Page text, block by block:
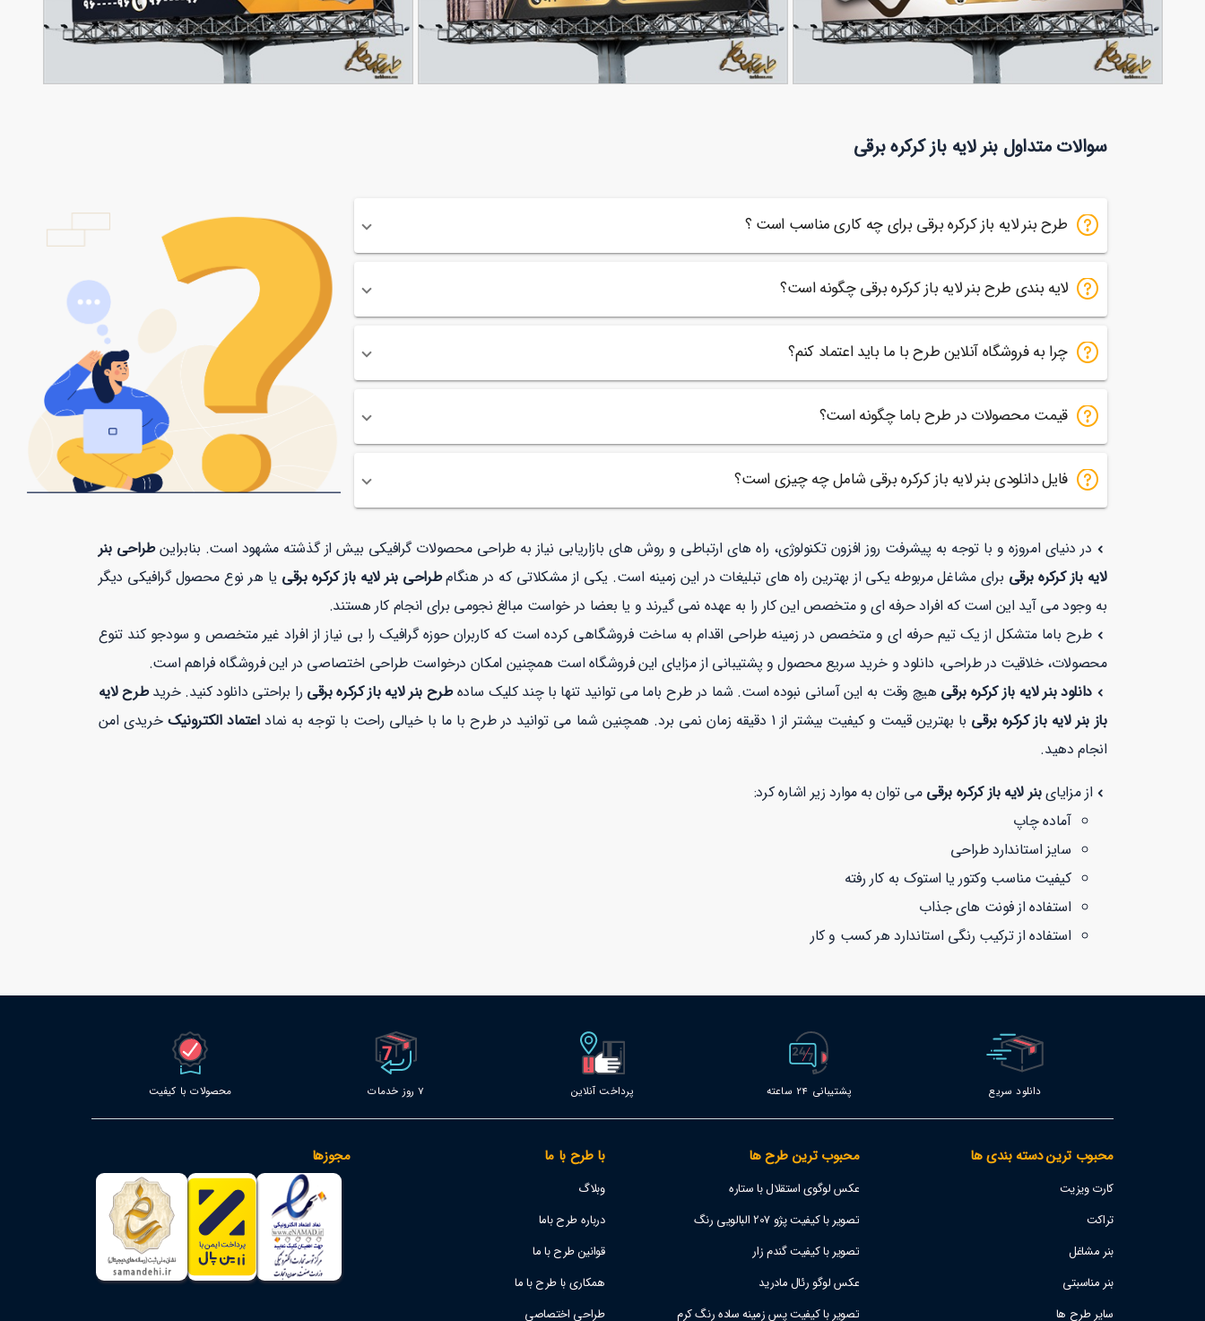
سوالات متداول بنر لایه باز کرکره برقی
طرح بنر لایه باز کرکره برقی برای چه کاری مناسب است ؟
لایه بندی طرح بنر لایه باز کرکره برقی چگونه است؟
چرا به فروشگاه آنلاین طرح با ما باید اعتماد کنم؟
قیمت محصولات در طرح باما چگونه است؟
فایل دانلودی بنر لایه باز کرکره برقی شامل چه چیزی است؟
در دنیای امروزه و با توجه به پیشرفت روز افزون تکنولوژی، راه های ارتباطی و روش های بازاریابی نیاز به طراحی محصولات گرافیکی بیش از گذشته مشهود است. بنابراینطراحی بنر
لایه باز کرکره برقی برای مشاغل مربوطه یکی از بهترین راه های تبلیغات در این زمینه است. یکی از مشکلاتی که در هنگامطراحی بنر لایه باز کرکره برقی یا هر نوع محصول گرافیکی دیگر
به وجود می آید این است که افراد حرفه ای و متخصص این کار را به عهده نمی گیرند و یا بعضا در خواست مبالغ نجومی برای انجام کار هستند.
طرح باما متشکل از یک تیم حرفه ای و متخصص در زمینه طراحی اقدام به ساخت فروشگاهی کرده است که کاربران حوزه گرافیک را بی نیاز از افراد غیر متخصص و سودجو کند تنوع
محصولات، خلاقیت در طراحی، دانلود و خرید سریع محصول و پشتیبانی از مزایای این فروشگاه است همچنین امکان درخواست طراحی اختصاصی در این فروشگاه فراهم است.
دانلود بنر لایه باز کرکره برقی هیچ وقت به این آسانی نبوده است. شما در طرح باما می توانید تنها با چند کلیک سادهطرح بنر لایه باز کرکره برقی را براحتی دانلود کنید. خریدطرح لایه
باز بنر لایه باز کرکره برقی با بهترین قیمت و کیفیت بیشتر از 1 دقیقه زمان نمی برد. همچنین شما می توانید در طرح با ما با خیالی راحت با توجه به نماد اعتماد الکترونیک خریدی امن
انجام دهید.
از مزایایبنر لایه باز کرکره برقی می توان به موارد زیر اشاره کرد:
آماده چاپ
سایز استاندارد طراحی
کیفیت مناسب وکتور یا استوک به کار رفته
استفاده از فونت های جذاب
استفاده از ترکیب رنگی استاندارد هر کسب و کار
دانلود سریع پشتیبانی 24 ساعته پرداخت آنلاین 7 روز خدمات محصولات با کیفیت
محبوب ترین دسته بندی ها
کارت ویزیت
تراکت
بنر مشاغل
بنر مناسبتی
سایر طرح ها
محبوب ترین طرح ها
عکس لوگوی استقلال با ستاره
تصویر با کیفیت پژو 207 البالویی رنگ
تصویر با کیفیت گندم زار
عکس لوگو رئال مادرید
تصویر با کیفیت پس زمینه ساده رنگ کرم
با طرح با ما
وبلاگ
درباره طرح باما
قوانین طرح با ما
همکاری با طرح با ما
طراحی اختصاصی
مجوزها